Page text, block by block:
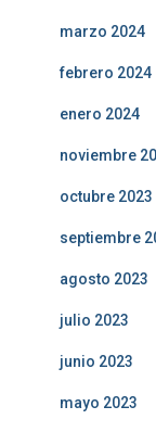
marzo 2024
febrero 2024
enero 2024
noviembre
octubre 2023
septiembre
agosto 2023
julio 2023
junio 2023
mayo 2023